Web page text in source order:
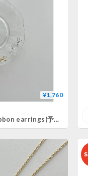
¥1,760
Fil. / ribbon earrings(予約)2color